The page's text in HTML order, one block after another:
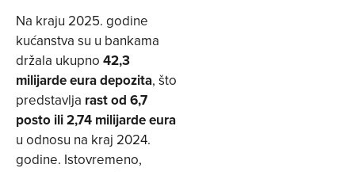
Na kraju 2025. godine
kućanstva su u bankama
držala ukupno 42,3
milijarde eura depozita, što
predstavlja rast od 6,7
posto ili 2,74 milijarde eura
u odnosu na kraj 2024.
godine. Istovremeno,